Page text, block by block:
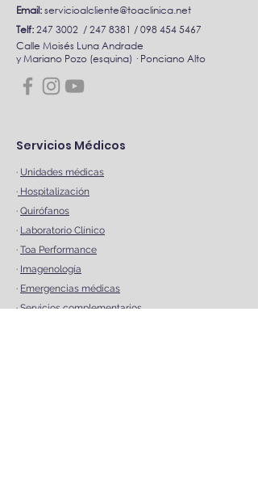
Email:servicioalcliente@toaclinica.net
Telf:247 3002 /247 8381 /098 454 5467
Calle Moisés Luna Andrade
y Mariano Pozo (esquina) · Ponciano Alto
Servicios Médicos
· Unidades médicas
· Hospitalización
· Quirófanos
· Laboratorio Clínico
· Toa Performance
· Imagenología
· Emergencias médicas
·Servicios complementarios